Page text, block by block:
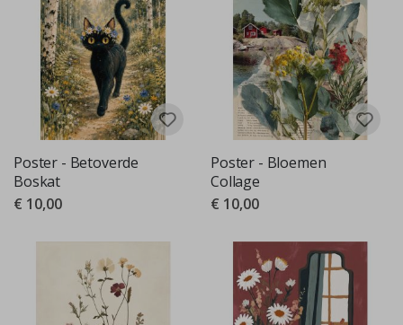
Poster - Betoverde
Boskat
€ 10,00
Poster - Bloemen
Collage
€ 10,00